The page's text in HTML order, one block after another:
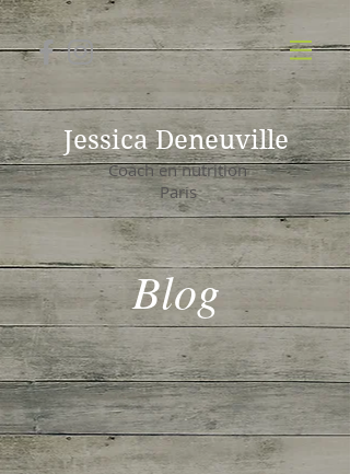
Jessica Deneuville
Coach en nutrition
Paris
Blog